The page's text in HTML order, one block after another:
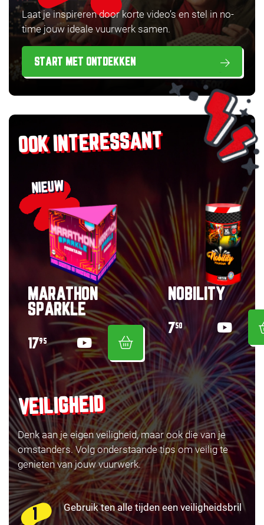
Laat je inspireren door korte video’s en stel in no-
time jouw ideale vuurwerk samen.
START MET ONTDEKKEN
OOK INTERESSANT
NIEUW
MARATHON
SPARKLE
1795
NOBILITY
750
VEILIGHEID
Denk aan je eigen veiligheid, maar ook die van je
omstanders. Volg onderstaande tips om veilig te
genieten van jouw vuurwerk.
Gebruik ten alle tijden een veiligheidsbril